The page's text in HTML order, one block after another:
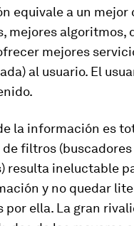
equivale a un
mejores algoritmos,
mejores
al usuario. El
.
la información es
filtros
resulta ineluctable
y no quedar
por ella. La gran